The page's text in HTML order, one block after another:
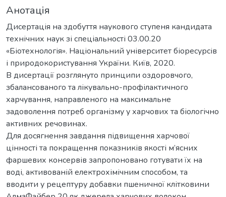
Анотація
Дисертація на здобуття наукового ступеня кандидата
технічних наук зі спеціальності 03.00.20
«Біотехнологія». Національний університет біоресурсів
і природокористування України. Київ, 2020.
В дисертації розглянуто принципи оздоровчого,
збалансованого та лікувально-профілактичного
харчування, направленого на максимальне
задоволення потреб організму у харчових та біологічно
активних речовинах.
Для досягнення завдання підвищення харчової
цінності та покращення показників якості м’ясних
фаршевих консервів запропоновано готувати їх на
воді, активованій електрохімічним способом, та
вводити у рецептуру добавки пшеничної клітковини